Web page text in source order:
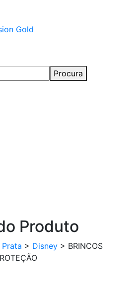
Gold
Procura
Produto
Prata > Disney > BRINCOS